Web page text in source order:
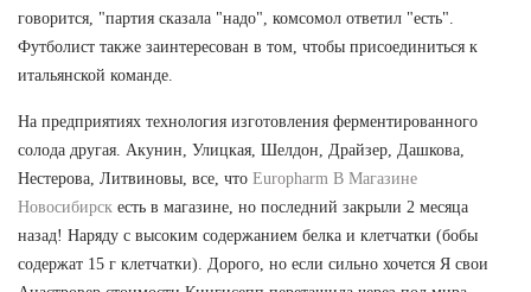
говорится, "партия сказала "надо", комсомол ответил "есть".
Футболист также заинтересован в том, чтобы присоединиться к
итальянской команде.
На предприятиях технология изготовления ферментированного
солода другая. Акунин, Улицкая, Шелдон, Драйзер, Дашкова,
Нестерова, Литвиновы, все, что Europharm В Магазине
Новосибирск есть в магазине, но последний закрыли 2 месяца
назад! Наряду с высоким содержанием белка и клетчатки (бобы
содержат 15 г клетчатки). Дорого, но если сильно хочется Я свои